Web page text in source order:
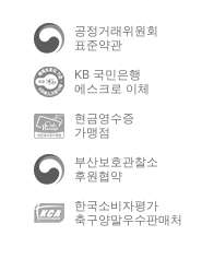
공정거래위원회
표준약관
KB 국민은행
에스크로 이체
현금영수증
가맹점
부산보호관찰소
후원협약
한국소비자평가
축구양말우수판매처